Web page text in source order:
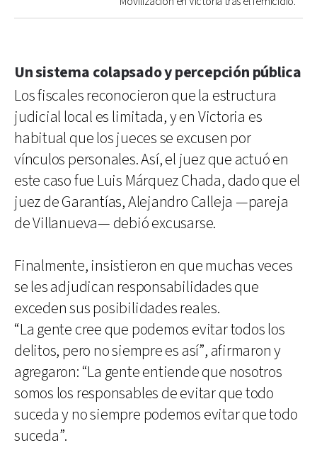
Un sistema colapsado y percepción pública
Los fiscales reconocieron que la estructura
judicial local es limitada, y en Victoria es
habitual que los jueces se excusen por
vínculos personales. Así, el juez que actuó en
este caso fue Luis Márquez Chada, dado que el
juez de Garantías, Alejandro Calleja —pareja
de Villanueva— debió excusarse.
Finalmente, insistieron en que muchas veces
se les adjudican responsabilidades que
exceden sus posibilidades reales.
“La gente cree que podemos evitar todos los
delitos, pero no siempre es así”, afirmaron y
agregaron: “La gente entiende que nosotros
somos los responsables de evitar que todo
suceda y no siempre podemos evitar que todo
suceda”.